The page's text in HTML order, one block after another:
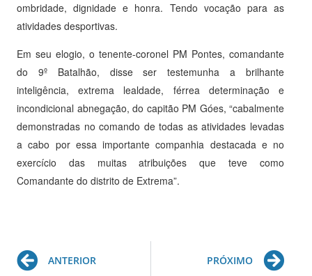
ombridade, dignidade e honra. Tendo vocação para as
atividades desportivas.
Em seu elogio, o tenente-coronel PM Pontes, comandante
do 9º Batalhão, disse ser testemunha a brilhante
inteligência, extrema lealdade, férrea determinação e
incondicional abnegação, do capitão PM Góes, “cabalmente
demonstradas no comando de todas as atividades levadas
a cabo por essa importante companhia destacada e no
exercício das muitas atribuições que teve como
Comandante do distrito de Extrema”.
Prev
ANTERIOR PRÓXIMO